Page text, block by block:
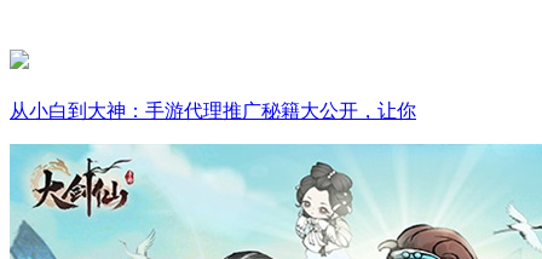
从小白到大神：手游代理推广秘籍大公开，让你